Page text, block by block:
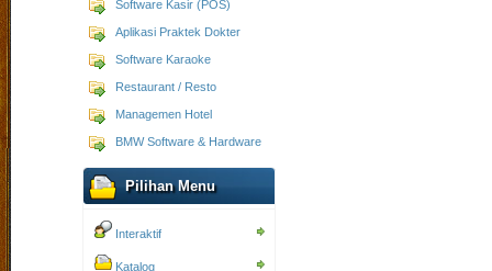
Software Kasir (POS)
Aplikasi Praktek Dokter
Software Karaoke
Restaurant / Resto
Managemen Hotel
BMW Software & Hardware
Pilihan Menu
Interaktif
Katalog